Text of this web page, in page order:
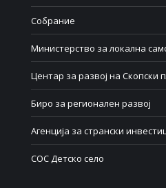
Собрание
Министерство за локална
Центар за развој на Скопски
Биро за регионален развој
Агенција за странски
СОС Детско село